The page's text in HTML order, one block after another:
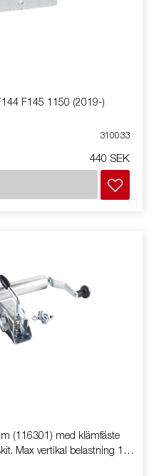
F145 1150 (2019-)
310033
440 SEK
(116301) med klämfäste
Max vertikal belastning 125